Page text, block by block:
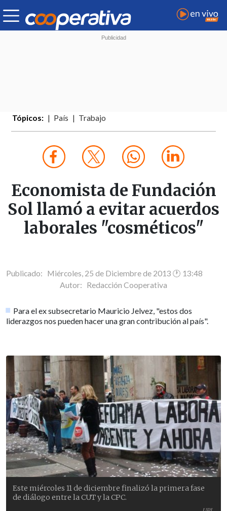
Tópicos: País Trabajo
Economista de Fundación
Sol llamó a evitar acuerdos
laborales "cosméticos"
Publicado: Miércoles, 25 de Diciembre de 2013 🕐 13:48
Autor: Redacción Cooperativa
Para el ex subsecretario Mauricio Jelvez, "estos dos
liderazgos nos pueden hacer una gran contribución al país".
Este miércoles 11 de diciembre finalizó la primera fase
de diálogo entre la CUT y la CPC.